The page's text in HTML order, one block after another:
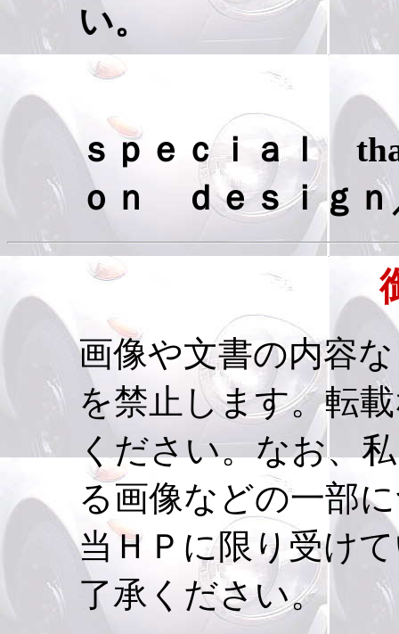
い。
ｓｐｅｃｉａｌ
ｏｎ ｄｅｓｉｇｎ
画像や文書の内容
を禁止します。転
ください。なお、
る画像などの一部
当ＨＰに限り受け
了承ください。